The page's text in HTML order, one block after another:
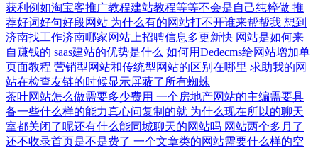
获利例如淘宝客推广教程建站教程等等不会是自己纯粹做 推
荐好词好句好段网站 为什么有的网站打不开谁来帮帮我 想到
济南找工作济南哪家网站上招聘信息多更新快 网站是如何来
自赚钱的 saas建站的优势是什么 如何用Dedecms给网站增加单
页面教程 营销型网站和传统型网站的区别在哪里 求助我的网
站在检查友链的时候显示屏蔽了所有蜘蛛
茶叶网站怎么做需要多少费用 一个房地产网站的主编需要具
备一些什么样的能力真心问复制的就 为什么现在所以的聊天
室都关闭了呢还有什么能同城聊天的网站吗 网站两个多月了
还不收录首页是不是费了 一个文章类的网站需要什么样的空